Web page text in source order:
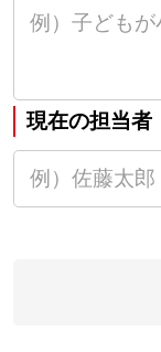
現在の担当者